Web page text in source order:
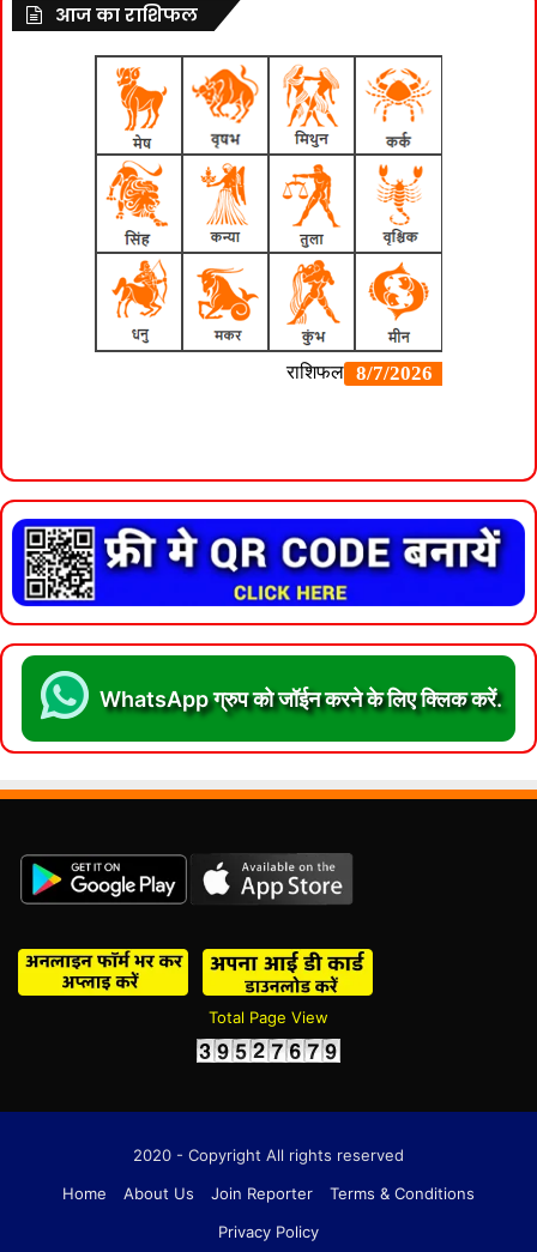
आज का राशिफल
WhatsApp ग्रुप को जॉईन करने के लिए क्लिक करें.
Total Page View
2020 - Copyright All rights reserved
Home
About Us Join Reporter
Terms & Conditions
Privacy Policy